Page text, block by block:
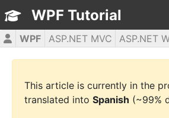
WPF Tutorial
WPF ASP.NET MVC ASP.NET
HTML5
JavaScript
This article is currently in the
translated into Spanish (~99%